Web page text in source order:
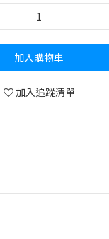
加入購物車
加入追蹤清單